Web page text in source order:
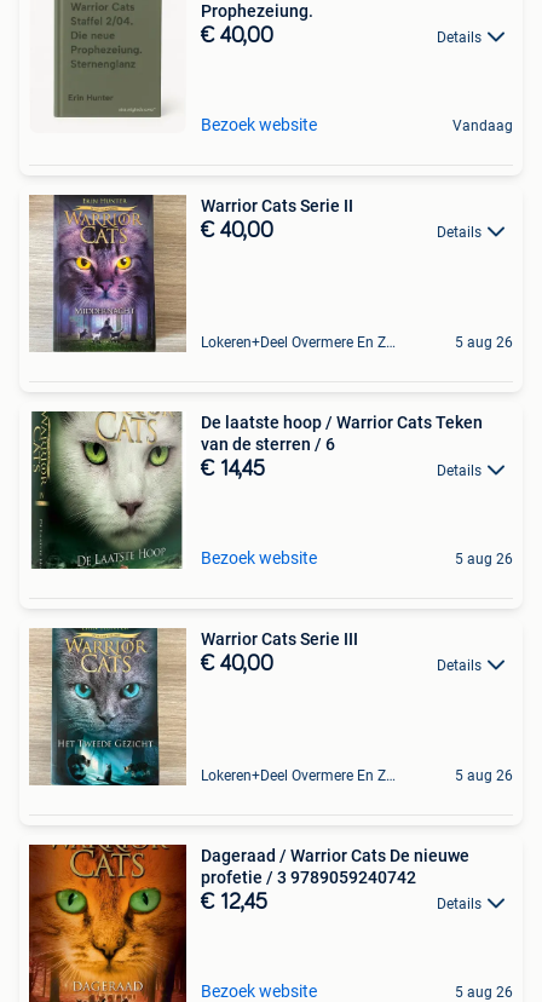
Prophezeiung.
€ 40,00 Details
Bezoek website Vandaag
Warrior Cats Serie II
€ 40,00 Details
Lokeren+Deel Overmere En Zele 5 aug 26
De laatste hoop / Warrior Cats Teken
van de sterren / 6
€ 14,45 Details
Bezoek website 5 aug 26
Warrior Cats Serie III
€ 40,00 Details
Lokeren+Deel Overmere En Zele 5 aug 26
Dageraad / Warrior Cats De nieuwe
profetie / 3 9789059240742
€ 12,45 Details
Bezoek website 5 aug 26